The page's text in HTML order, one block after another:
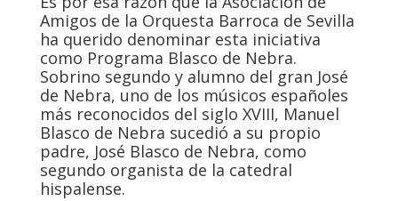
Amigos de la Orquesta Barroca de Sevilla
ha querido denominar esta iniciativa
como Programa Blasco de Nebra.
Sobrino segundo y alumno del gran José
de Nebra, uno de los músicos españoles
más reconocidos del siglo XVIII, Manuel
Blasco de Nebra sucedió a su propio
padre, José Blasco de Nebra, como
segundo organista de la catedral
hispalense.